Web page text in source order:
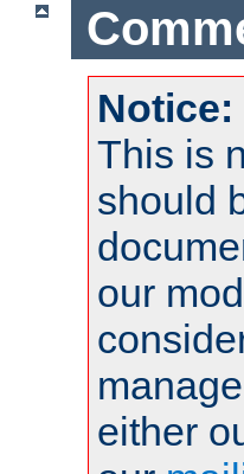
Notice:
This is
should
our
either